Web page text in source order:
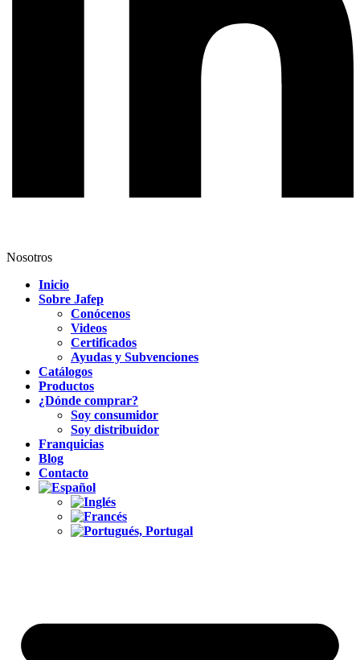
Nosotros
Inicio
Sobre Jafep
Conócenos
Videos
Certificados
Ayudas y Subvenciones
Catálogos
Productos
¿Dónde comprar?
Soy consumidor
Soy distribuidor
Franquicias
Blog
Contacto